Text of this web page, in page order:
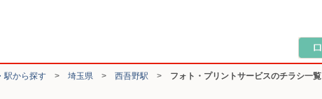
駅から探す > 埼玉県 > 西吾野駅 > フォト・プリントサービスのチラシ一覧